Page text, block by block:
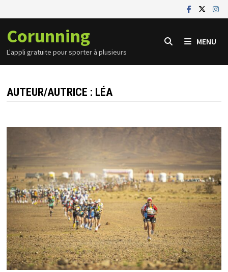
au
contenu
Corunning
L'appli gratuite pour sporter à plusieurs
MENU
AUTEUR/AUTRICE : LÉA